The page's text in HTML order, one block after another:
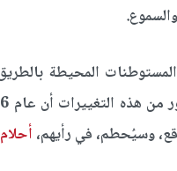
وسيُحطم، في رأيهم، أحلام